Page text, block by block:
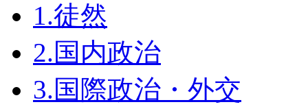
1.徒然
2.国内政治
3.国際政治・外交